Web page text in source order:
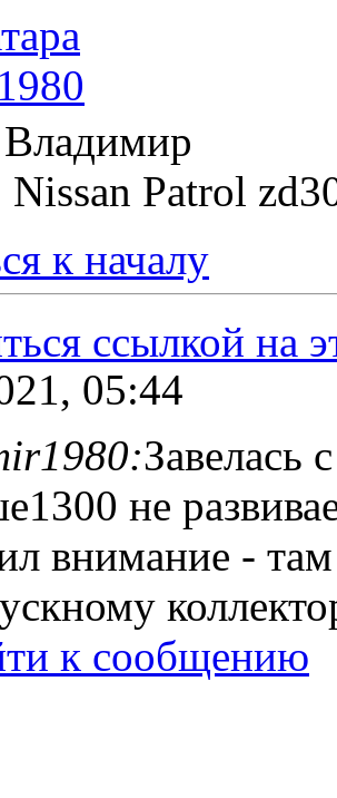
Владимир
Nissan Patrol
к началу
05:44
Завелась
не
внимание -
к сообщению